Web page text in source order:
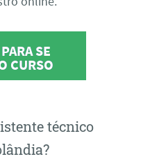
SE
CURSO
técnico